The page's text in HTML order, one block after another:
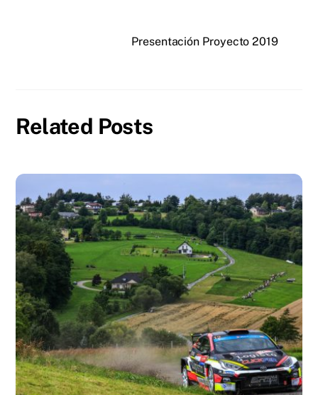
Presentación Proyecto 2019
Related Posts